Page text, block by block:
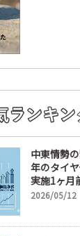
中東情勢
年のタイ
実施1ヶ月
間が販売
2026/05/12